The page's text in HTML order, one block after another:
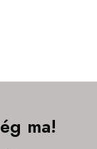
ma!